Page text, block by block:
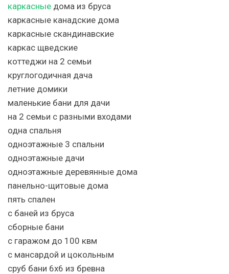
каркасные дома из бруса
каркасные канадские дома
каркасные скандинавские
каркас щведские
коттеджи на 2 семьи
круглогодичная дача
летние домики
маленькие бани для дачи
на 2 семьи с разными входами
одна спальня
одноэтажные 3 спальни
одноэтажные дачи
одноэтажные деревянные дома
панельно-щитовые дома
пять спален
с баней из бруса
сборные бани
с гаражом до 100 квм
с мансардой и цокольным
сруб бани 6х6 из бревна